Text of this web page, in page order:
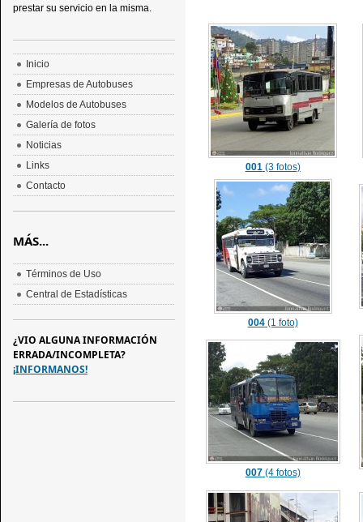
001(3 fotos)
004(1 foto)
007(4 fotos)
prestar su servicio en la misma.
Inicio
Empresas de Autobuses
Modelos de Autobuses
Galería de fotos
Noticias
Links
Contacto
MÁS...
Términos de Uso
Central de Estadísticas
¿VIO ALGUNA INFORMACIÓN
ERRADA/INCOMPLETA?
¡INFORMANOS!